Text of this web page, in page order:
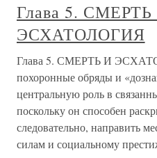
Глава 5.
ЭСХАТОЛОГИЯ
Глава 5. СМЕРТЬ И
похоронные обряды и
центральную роль в
поскольку он способен
следовательно, направить
силам и социальному